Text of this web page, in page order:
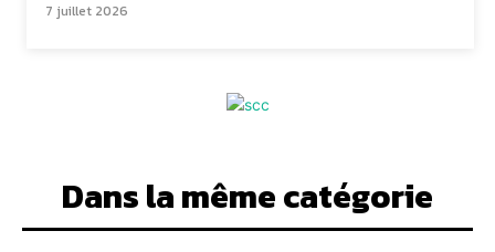
7 juillet 2026
Dans la même catégorie